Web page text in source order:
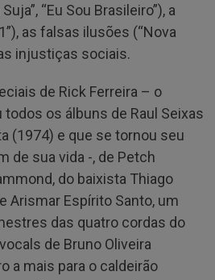
“Eu Sou Brasileiro”), a
as falsas ilusões (“Nova
injustiças sociais.
de Rick Ferreira – o
os álbuns de Raul Seixas
(1974) e que se tornou seu
de sua vida -, de Petch
do baixista Thiago
Arismar Espírito Santo, um
das quatro cordas do
de Bruno Oliveira
a mais para o caldeirão